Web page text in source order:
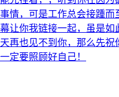
情，可是工作总会接踵而
让你我链接一起，虽是如
再也见不到你，那么先祝
定要照顾好自己！